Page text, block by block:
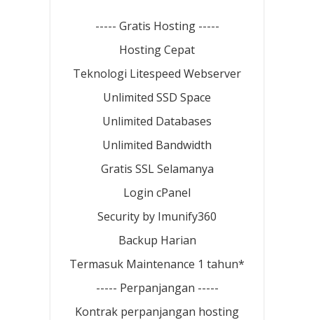
----- Gratis Hosting -----
Hosting Cepat
Teknologi Litespeed Webserver
Unlimited SSD Space
Unlimited Databases
Unlimited Bandwidth
Gratis SSL Selamanya
Login cPanel
Security by Imunify360
Backup Harian
Termasuk Maintenance 1 tahun*
----- Perpanjangan -----
Kontrak perpanjangan hosting